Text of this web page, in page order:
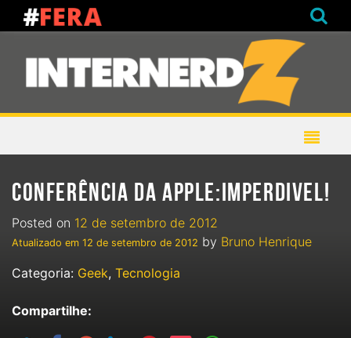
CONFERÊNCIA DA APPLE:IMPERDIVEL!
Posted on 12 de setembro de 2012
Atualizado em 12 de setembro de 2012 by Bruno Henrique
Categoria: Geek, Tecnologia
Compartilhe: